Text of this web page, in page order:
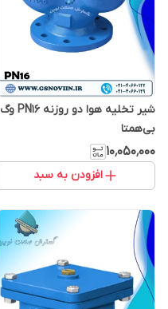
شیر تخلیه هوا دو روزنه PN16 وگ
بی‌همتا
۱۰٬۰۵۰٬۰۰۰
افزودن به سبد